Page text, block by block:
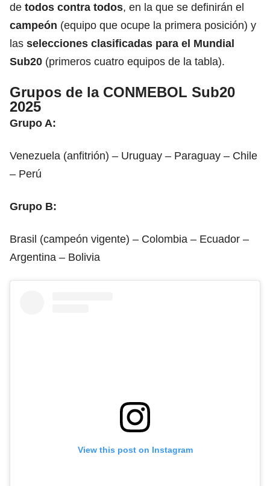
de todos contra todos, en la que se definirán el
campeón (equipo que ocupe la primera posición) y
las selecciones clasificadas para el Mundial
Sub20 (primeros cuatro equipos de la tabla).
Grupos de la CONMEBOL Sub20
2025
Grupo A:
Venezuela (anfitrión) – Uruguay – Paraguay – Chile
– Perú
Grupo B:
Brasil (campeón vigente) – Colombia – Ecuador –
Argentina – Bolivia
View this post on Instagram